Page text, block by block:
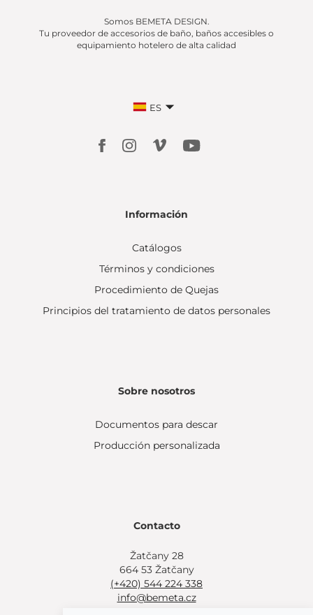
Somos BEMETA DESIGN.
Tu proveedor de accesorios de baño, baños accesibles o
equipamiento hotelero de alta calidad
ES
Información
Catálogos
Términos y condiciones
Procedimiento de Quejas
Principios del tratamiento de datos personales
Sobre nosotros
Documentos para descar
Producción personalizada
Contacto
Žatčany 28
664 53 Žatčany
(+420) 544 224 338
info@bemeta.cz